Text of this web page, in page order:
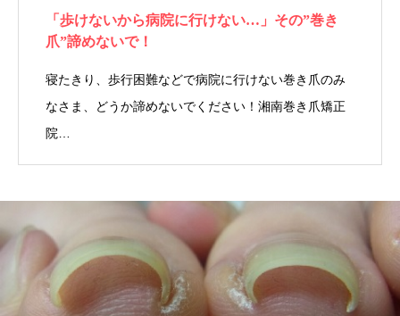
「歩けないから病院に行けない…」その”巻き
爪”諦めないで！
寝たきり、歩行困難などで病院に行けない巻き爪のみ
なさま、どうか諦めないでください！湘南巻き爪矯正
院…